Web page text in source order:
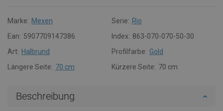
Marke: Mexen Serie: Rio
Ean: 5907709147386 Index: 863-070-070-50-30
Art: Halbrund Profilfarbe: Gold
Längere Seite: 70 cm Kürzere Seite: 70 cm
Beschreibung